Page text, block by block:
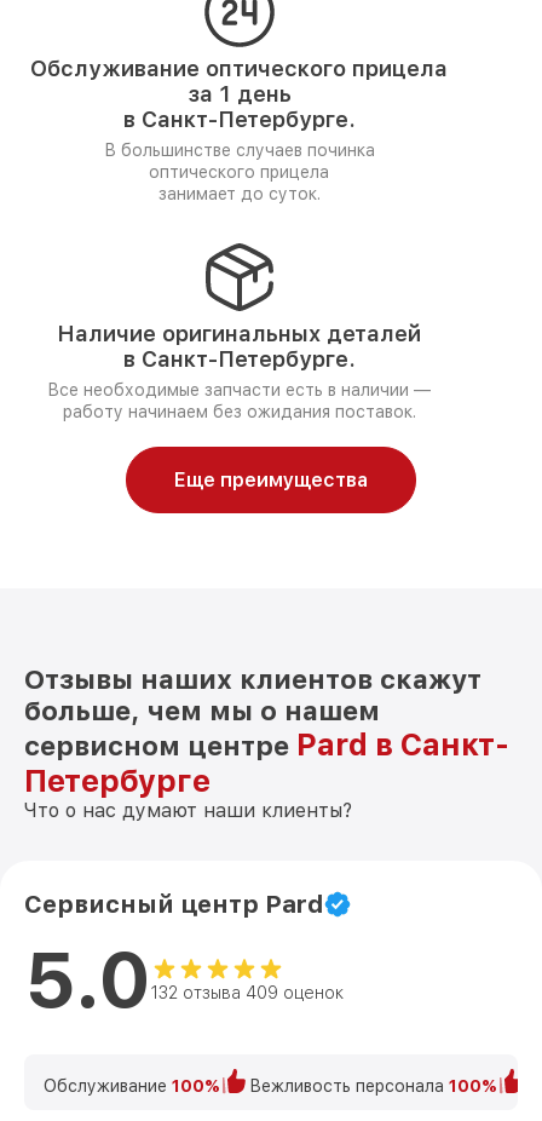
Обслуживание оптического прицела
за 1 день
в Санкт-Петербурге.
В большинстве случаев починка
оптического прицела
занимает до суток.
Наличие оригинальных деталей
в Санкт-Петербурге.
Все необходимые запчасти есть в наличии —
работу начинаем без ожидания поставок.
Еще преимущества
Отзывы наших клиентов скажут
больше, чем мы о нашем
сервисном центре Pard в Санкт-
Петербурге
Что о нас думают наши клиенты?
Сервисный центр Pard
5.0 132 отзыва 409 оценок
Обслуживание 100% Вежливость персонала 100%